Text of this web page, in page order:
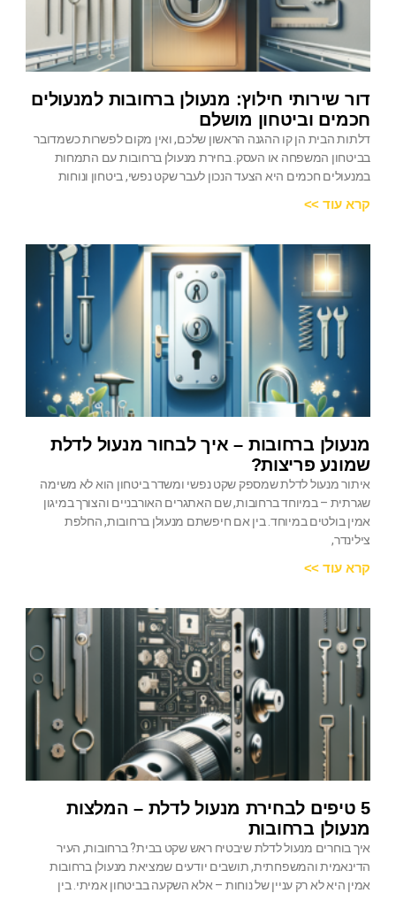
דור שירותי חילוץ: מנעולן ברחובות למנעולים
חכמים וביטחון מושלם
דלתות הבית הן קו ההגנה הראשון שלכם, ואין מקום לפשרות כשמדובר
בביטחון המשפחה או העסק. בחירת מנעולן ברחובות עם התמחות
במנעולים חכמים היא הצעד הנכון לעבר שקט נפשי, ביטחון ונוחות
קרא עוד >>
מנעולן ברחובות – איך לבחור מנעול לדלת
שמונע פריצות?
איתור מנעול לדלת שמספק שקט נפשי ומשדר ביטחון הוא לא משימה
שגרתית – במיוחד ברחובות, שם האתגרים האורבניים והצורך במיגון
אמין בולטים במיוחד. בין אם חיפשתם מנעולן ברחובות, החלפת
צילינדר,
קרא עוד >>
5 טיפים לבחירת מנעול לדלת – המלצות
מנעולן ברחובות
איך בוחרים מנעול לדלת שיבטיח ראש שקט בבית? ברחובות, העיר
הדינאמית והמשפחתית, תושבים יודעים שמציאת מנעולן ברחובות
אמין היא לא רק עניין של נוחות – אלא השקעה בביטחון אמיתי. בין